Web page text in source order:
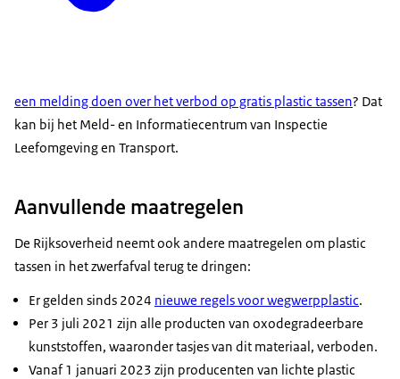
een melding doen over het verbod op gratis plastic tassen? Dat
kan bij het Meld- en Informatiecentrum van Inspectie
Leefomgeving en Transport.
Aanvullende maatregelen
De Rijksoverheid neemt ook andere maatregelen om plastic
tassen in het zwerfafval terug te dringen:
Er gelden sinds 2024 nieuwe regels voor wegwerpplastic.
Per 3 juli 2021 zijn alle producten van oxodegradeerbare
kunststoffen, waaronder tasjes van dit materiaal, verboden.
Vanaf 1 januari 2023 zijn producenten van lichte plastic